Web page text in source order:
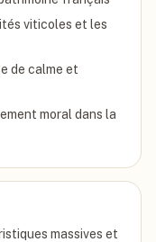
viticoles et les
de calme et
moral dans la
massives et